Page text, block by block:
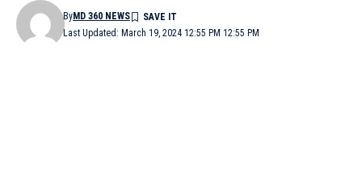
Last Updated: March 19, 2024 12:55 PM 12:55 PM
ByMD 360 NEWS